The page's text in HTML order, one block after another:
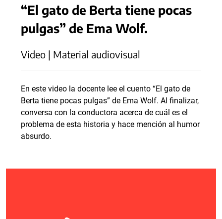
“El gato de Berta tiene pocas
pulgas” de Ema Wolf.
Video | Material audiovisual
En este video la docente lee el cuento “El gato de
Berta tiene pocas pulgas” de Ema Wolf. Al finalizar,
conversa con la conductora acerca de cuál es el
problema de esta historia y hace mención al humor
absurdo.